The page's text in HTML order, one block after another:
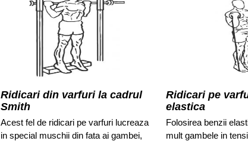
Ridicari din varfuri la cadrul
Smith
Acest fel de ridicari pe varfuri lucreaza
in special muschii din fata ai gambei,
Ridicari pe
elastica
Folosirea benzii
mult gambele in